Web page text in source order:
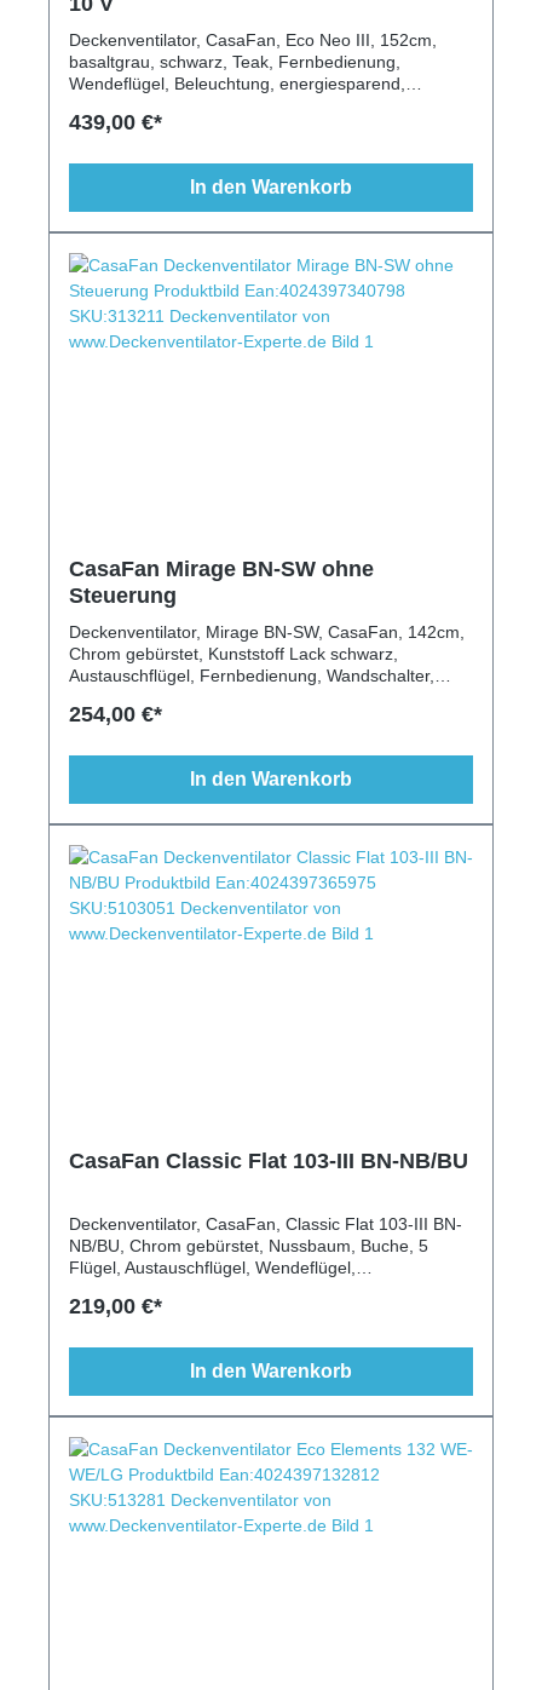
Deckenventilator, CasaFan, Eco Neo III, 152cm,
basaltgrau, schwarz, Teak, Fernbedienung,
Wendeflügel, Beleuchtung, energiesparend,
439,00 €*
In den Warenkorb
CasaFan Mirage BN-SW ohne
Steuerung
Deckenventilator, Mirage BN-SW, CasaFan, 142cm,
Chrom gebürstet, Kunststoff Lack schwarz,
Austauschflügel, Fernbedienung, Wandschalter,
254,00 €*
In den Warenkorb
CasaFan Classic Flat 103-III BN-NB/BU
Deckenventilator, CasaFan, Classic Flat 103-III BN-
NB/BU, Chrom gebürstet, Nussbaum, Buche, 5
Flügel, Austauschflügel, Wendeflügel,
extraflach, klassisch, 103 cm
219,00 €*
In den Warenkorb